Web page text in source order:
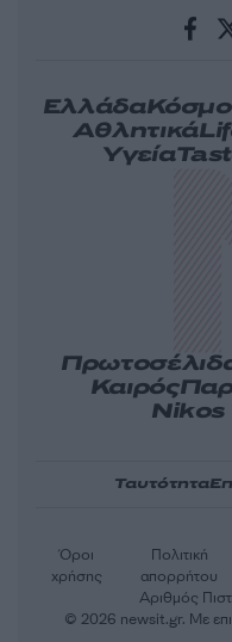
Ελλάδα
Αθλητικά
Υγεία
Καιρός
Nikos
Ταυτότητα
Αριθμός
Όροι
χρήσης
Πολιτική
απορρήτου
© 2026 newsit.gr. Με